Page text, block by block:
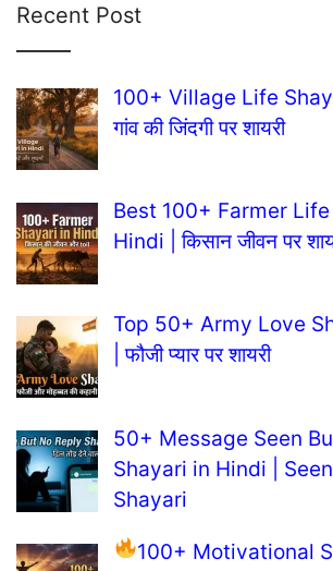
Recent Post
100+ Village Life
गांव की जिंदगी पर शायरी
Best 100+ Farmer
Hindi | किसान जीवन पर
Top 50+ Army Love
| फौजी प्यार पर शायरी
50+ Message Seen
Shayari in Hindi |
Shayari
100+ Motivational